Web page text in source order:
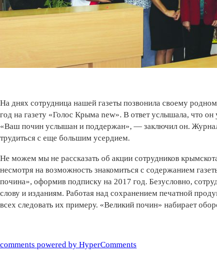
На днях сотрудница нашей газеты позвонила своему
год на газету «Голос Крыма new». В ответ услышала, что
«Ваш почин услышан и поддержан», — заключил он.
трудиться с еще большим усердием.
Не можем мы не рассказать об акции сотрудников
несмотря на возможность знакомиться с содержанием
почина», оформив подписку на 2017 год. Безусловно,
слову и изданиям. Работая над сохранением печатной
всех следовать их примеру. «Великий почин» набирает
comments powered by HyperComments